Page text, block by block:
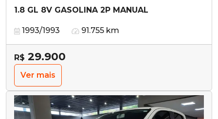
1.8 GL 8V GASOLINA 2P MANUAL
1993/1993 91.755 km
R$ 29.900
Ver mais